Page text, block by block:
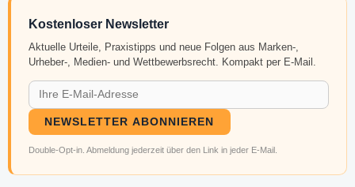
Kostenloser Newsletter
Aktuelle Urteile, Praxistipps und neue Folgen aus Marken-,
Urheber-, Medien- und Wettbewerbsrecht. Kompakt per E-Mail.
NEWSLETTER ABONNIEREN
Double-Opt-in. Abmeldung jederzeit über den Link in jeder E-Mail.